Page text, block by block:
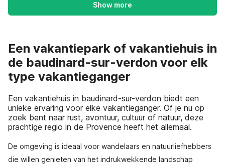
Show more
Een vakantiepark of vakantiehuis in
de baudinard-sur-verdon voor elk
type vakantieganger
Een vakantiehuis in baudinard-sur-verdon biedt een
unieke ervaring voor elke vakantieganger. Of je nu op
zoek bent naar rust, avontuur, cultuur of natuur, deze
prachtige regio in de Provence heeft het allemaal.
De omgeving is ideaal voor wandelaars en natuurliefhebbers
die willen genieten van het indrukwekkende landschap